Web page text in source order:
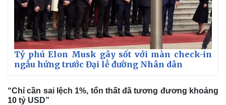
Tỷ phú Elon Musk gây sốt với màn check-in
ngẫu hứng trước Đại lễ đường Nhân dân
“Chỉ cần sai lệch 1%, tổn thất đã tương đương khoảng
10 tỷ USD”